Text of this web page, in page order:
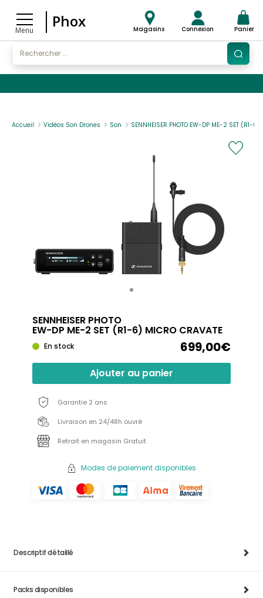
Menu
Phox Magasins Connexion Panier
Accueil Vidéos Son Drones Son SENNHEISER PHOTO EW-DP ME-2 SET (R1-6)
SENNHEISER PHOTO
EW-DP ME-2 SET (R1-6) MICRO CRAVATE
En stock 699,00€
Ajouter au panier
Garantie 2 ans
Livraison en 24/48h ouvré
Retrait en magasin Gratuit
Modes de paiement disponibles
Descriptif détaillé
Packs disponibles